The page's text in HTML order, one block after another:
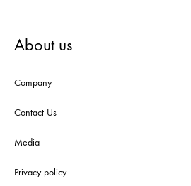
About us
Company
Contact Us
Media
Privacy policy